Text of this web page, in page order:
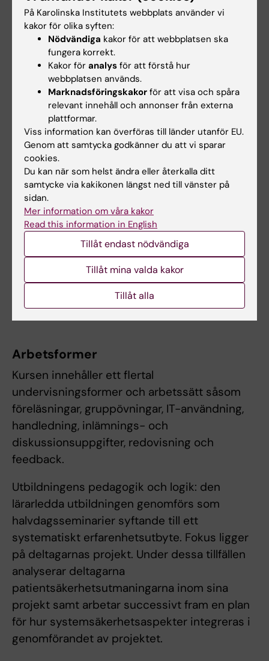
händelseanalys, strukturerad
journalgranskning, kvalitetsregister,
systematiskt förbättringsarbete och
säkerhetsledning
Specifika vårdskadeområden relaterade
till pågående projekt, t ex. problem
relaterade till leverans och hantering av
sterila instrument, överlämningar i
vårdens övergångar, fallskador,
smittspridning och vårdrelaterade
infektioner, suicidprevention
Utbildningen syftar till att deltagarna kan
tillgodogöra sig och tillämpa dessa insikter
och kompetenser i sitt arbete. Deltagarna
driver projekt som innebär skapande av nya
vårdmiljöer, överflyttning och driftsättning av
vårdverksamheter.
Kursen är indelad i 6 moduler.
Arbetsformer
Kursen innehåller ett flertal
undervisningsformer och arbetssätt såsom
föreläsningar, gruppövningar, IT-användning,
handledning, inlämnings- och
diskussionsuppgifter, redovisning och
feedback.
Utbildningens pedagogik och logik: den
lärarledda utbildningen genomförs som
halvdagsseminarier syftande till ett
systematiskt erfarenhetsutbyte. Fokus ligger
på deltagarnas projekt. Under dessa tillfällen
analyserar deltagarna
patientsäkerhetsutmaningarna inom sina
projekt samt arbetar successivt fram en plan
för hur systemsäkerhetsaspekter integreras i
genomförandet av projektet.
På Karolinska Institutets webbplats använder vi
kakor för olika syften:
Nödvändiga kakor för att webbplatsen ska
fungera korrekt.
Kakor för analys för att förstå hur
webbplatsen används.
Marknadsföringskakor för att visa och spåra
relevant innehåll och annonser från externa
plattformar.
Viss information kan överföras till länder utanför EU.
Genom att samtycka godkänner du att vi sparar
cookies.
Du kan när som helst ändra eller återkalla ditt
samtycke via kakikonen längst ned till vänster på
sidan.
Mer information om våra kakor
Read this information in English
Tillåt endast nödvändiga
Tillåt mina valda kakor
Tillåt alla